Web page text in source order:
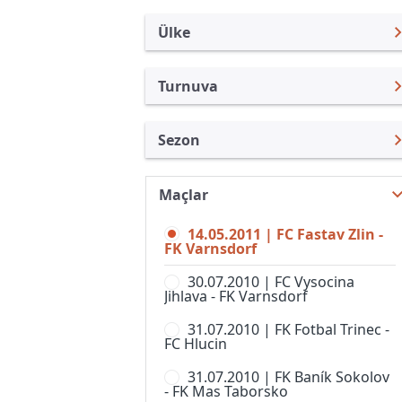
Ülke
Çek Cumhuriyeti
Türkiye
Uluslararası
Uluslararası Kulüpler
Turkiye
İngiltere
Almanya Amatör
Fransa
Turnuva
1. Lig, Kadınlar
1st Division
CFL
Divize A
Divize C
Divize D
Sezon
FNL 26/27
FNL 25/26
FNL 24/25
FNL 23/24
FNL 22/23
FNL 21/22
Maçlar
14.05.2011 | FC Fastav Zlin -
FK Varnsdorf
30.07.2010 | FC Vysocina
Jihlava - FK Varnsdorf
31.07.2010 | FK Fotbal Trinec -
FC Hlucin
31.07.2010 | FK Baník Sokolov
- FK Mas Taborsko